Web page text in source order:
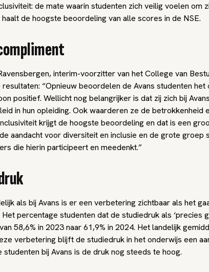
de mate waarin studenten zich veilig voelen om
de hoogste beoordeling van alle scores in de NSE.
interim-voorzitter van het College van
“Opnieuw beoordelen de Avans studenten het
positief. Wellicht nog belangrijker is dat zij zich bij
in hun opleiding. Ook waarderen ze de betrokkenheid
krijgt de hoogste beoordeling en dat is een
aandacht voor diversiteit en inclusie en de grote groep
die hierin participeert en meedenkt.”
als bij Avans is er een verbetering zichtbaar als het
percentage studenten dat de studiedruk als ‘precies
58,6% in 2023 naar 61,9% in 2024. Het landelijk
verbetering blijft de studiedruk in het onderwijs een
studenten bij Avans is de druk nog steeds te hoog.